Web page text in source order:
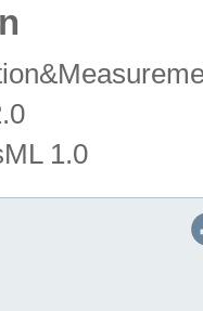
1.0